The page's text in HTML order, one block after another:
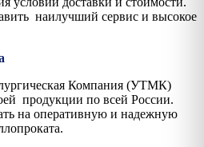
наилучший сервис и высокое
Компания (УТМК)
продукции по всей России.
на оперативную и надежную